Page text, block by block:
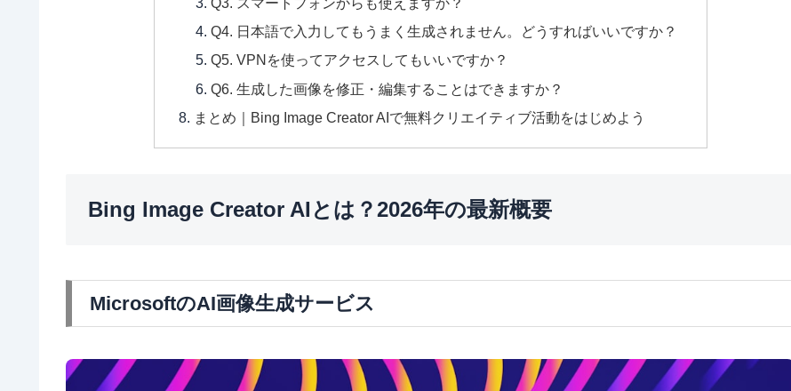
Q4. 日本語で入力してもうまく生成されません。どうすればいいですか？
Q5. VPNを使ってアクセスしてもいいですか？
Q6. 生成した画像を修正・編集することはできますか？
まとめ｜Bing Image Creator AIで無料クリエイティブ活動をはじめよう
Bing Image Creator AIとは？2026年の最新概要
MicrosoftのAI画像生成サービス